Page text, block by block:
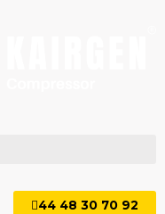
44 48 30 70 92